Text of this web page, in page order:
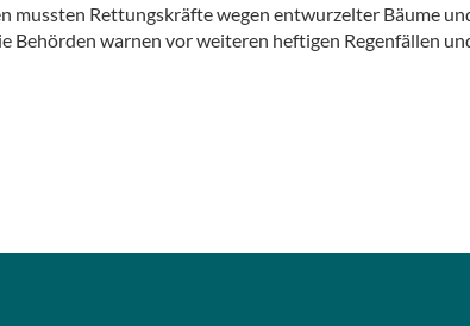
mussten Rettungskräfte wegen entwurzelter Bäume
Behörden warnen vor weiteren heftigen Regenfällen